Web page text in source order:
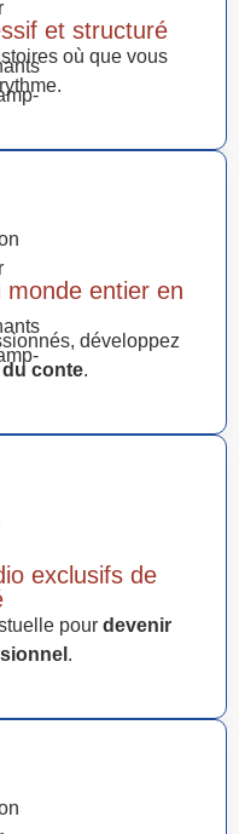
et structuré
où que vous
monde entier en
développez
conte.
exclusifs de
pour devenir
.